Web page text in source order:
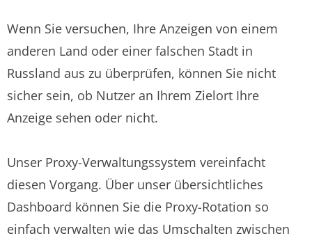
Wenn Sie versuchen, Ihre Anzeigen von einem
anderen Land oder einer falschen Stadt in
Russland aus zu überprüfen, können Sie nicht
sicher sein, ob Nutzer an Ihrem Zielort Ihre
Anzeige sehen oder nicht.
Unser Proxy-Verwaltungssystem vereinfacht
diesen Vorgang. Über unser übersichtliches
Dashboard können Sie die Proxy-Rotation so
einfach verwalten wie das Umschalten zwischen